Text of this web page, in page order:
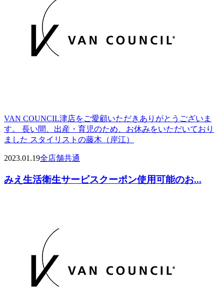
VAN COUNCIL津店をご愛顧いただきありがとうございま
す。 長い間、出産・育児のため、お休みをいただいており
ました スタイリストの藤木（岸江）
2023.01.19全店舗共通
みえ生活衛生サービスクーポン使用可能のお...